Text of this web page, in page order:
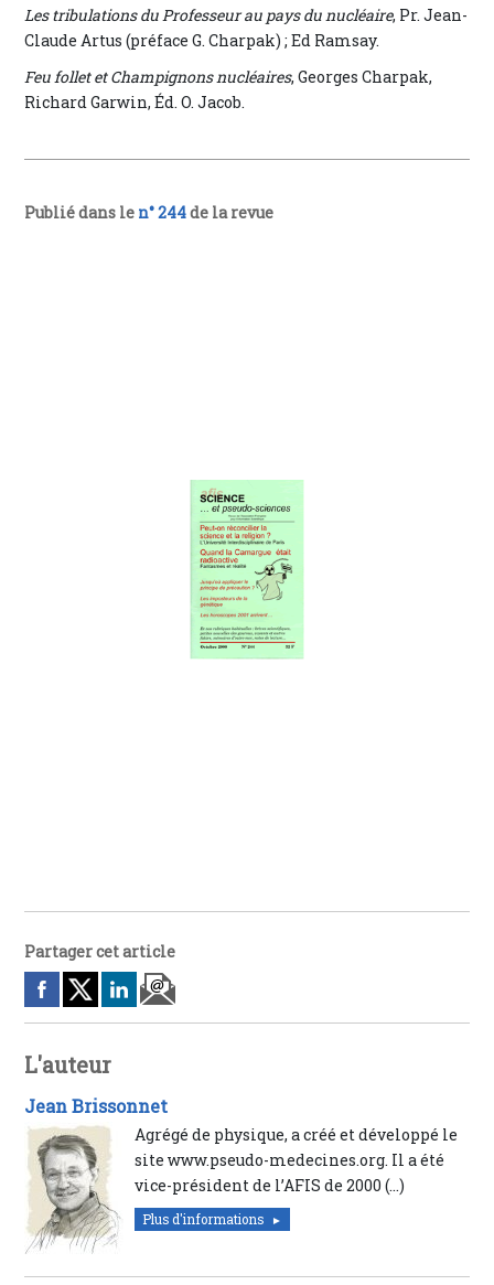
Les tribulations du Professeur au pays du nucléaire, Pr. Jean-
Claude Artus (préface G. Charpak) ; Ed Ramsay.
Feu follet et Champignons nucléaires, Georges Charpak,
Richard Garwin, Éd. O. Jacob.
Publié dans le n° 244de la revue
Partager cet article
L'auteur
Jean Brissonnet
Agrégé de physique, a créé et développé le
site www.pseudo-medecines.org. Il a été
vice-président de l’AFIS de 2000 (…)
Plus d'informations